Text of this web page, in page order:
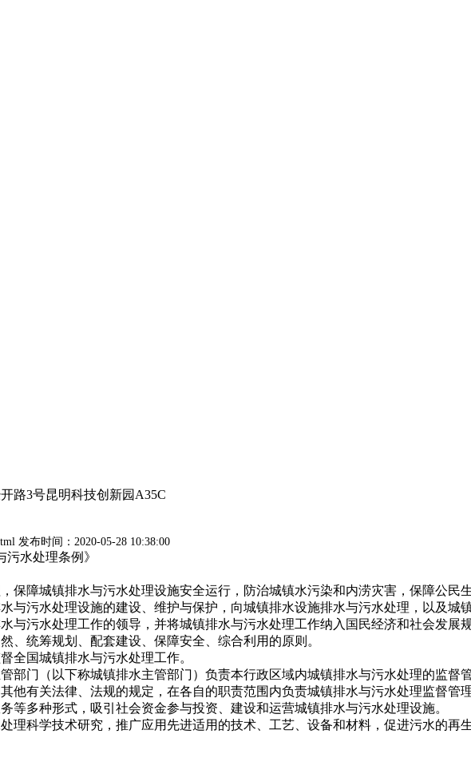
路3号昆明科技创新园A35C
发布时间：2020-05-28 10:38:00
水处理条例》
障城镇排水与污水处理设施安全运行，防治城镇水污染和内涝灾害，保障公民
污水处理设施的建设、维护与保护，向城镇排水设施排水与污水处理，以及城
污水处理工作的领导，并将城镇排水与污水处理工作纳入国民经济和社会发展规
统筹规划、配套建设、保障安全、综合利用的原则。
国城镇排水与污水处理工作。
部门（以下称城镇排水主管部门）负责本行政区域内城镇排水与污水处理的监督管
他有关法律、法规的规定，在各自的职责范围内负责城镇排水与污水处理监督管
多种形式，吸引社会资金参与投资、建设和运营城镇排水与污水处理设施。
理科学技术研究，推广应用先进适用的技术、工艺、设备和材料，促进污水的再